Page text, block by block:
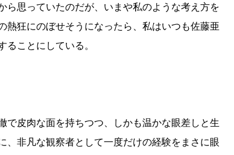
ら思っていたのだが、いまや私のような考え方を
狂にのぼせそうになったら、私はいつも佐藤亜
ことにしている。
皮肉な面を持ちつつ、しかも温かな眼差しと生
非凡な観察者として一度だけの経験をまさに眼